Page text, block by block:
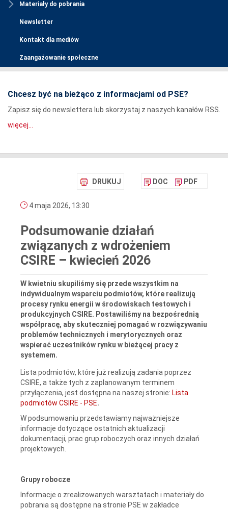
Materiały do pobrania
Newsletter
Kontakt dla mediów
Zaangażowanie społeczne
Chcesz być na bieżąco z informacjami od PSE?
Zapisz się do newslettera lub skorzystaj z naszych kanałów RSS.
więcej...
DRUKUJ DOC PDF
4 maja 2026, 13:30
Podsumowanie działań
związanych z wdrożeniem
CSIRE – kwiecień 2026
W kwietniu skupiliśmy się przede wszystkim na
indywidualnym wsparciu podmiotów, które realizują
procesy rynku energii w środowiskach testowych i
produkcyjnych CSIRE. Postawiliśmy na bezpośrednią
współpracę, aby skuteczniej pomagać w rozwiązywaniu
problemów technicznych i merytorycznych oraz
wspierać uczestników rynku w bieżącej pracy z
systemem.
Lista podmiotów, które już realizują zadania poprzez
CSIRE, a także tych z zaplanowanym terminem
przyłączenia, jest dostępna na naszej stronie: Lista
podmiotów CSIRE - PSE.
W podsumowaniu przedstawiamy najważniejsze
informacje dotyczące ostatnich aktualizacji
dokumentacji, prac grup roboczych oraz innych działań
projektowych.
Grupy robocze
Informacje o zrealizowanych warsztatach i materiały do
pobrania są dostępne na stronie PSE w zakładce